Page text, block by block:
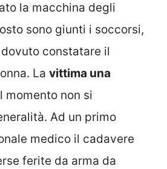
la macchina degli
sono giunti i soccorsi,
constatare il
La vittima una
momento non si
Ad un primo
medico il cadavere
ferite da arma da